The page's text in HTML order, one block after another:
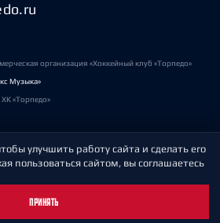
организация «Хоккейный клуб «Торпедо»
Музыка»
«Торпедо»
данных
улучшить работу сайта и сделать его
пользоваться сайтом, вы соглашаетесь
ПРИНЯТЬ